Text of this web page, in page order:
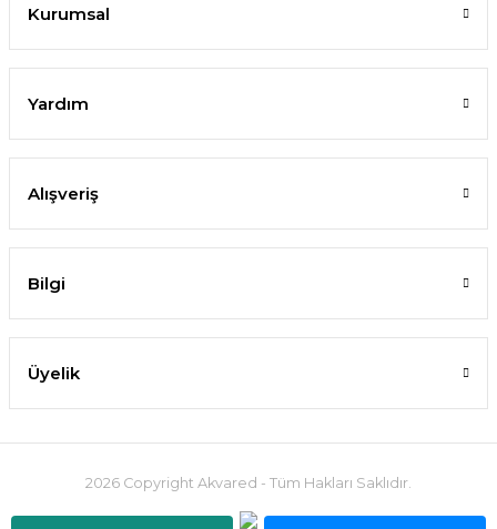
162,82 TL
%10
Kurumsal
Yardım
Alışveriş
Bilgi
Üyelik
2026 Copyright Akvared - Tüm Hakları Saklıdır.